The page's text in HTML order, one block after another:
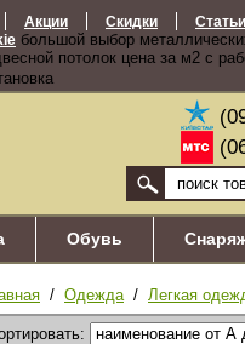
Акции Скидки Статьи
большой выбор
потолок цена за м2 с
Обувь
/ Одежда/ Легкая